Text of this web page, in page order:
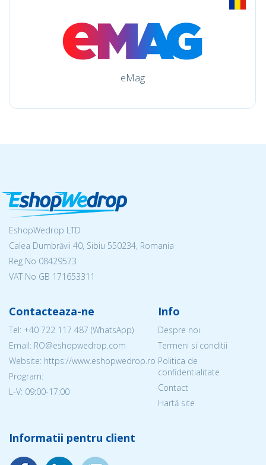
eMag
EshopWedrop LTD
Calea Dumbrăvii 40, Sibiu 550234, Romania
Reg No 08429573
VAT No GB 171653311
Contacteaza-ne
Tel: +40 722 117 487 (WhatsApp)
Email: RO@eshopwedrop.com
Website: https://www.eshopwedrop.ro
Program:
L-V: 09:00-17:00
Info
Despre noi
Termeni si conditii
Politica de
confidentialitate
Contact
Hartă site
Informatii pentru client